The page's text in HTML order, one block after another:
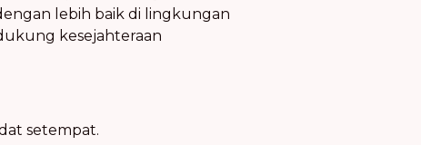
lebih baik di lingkungan
kesejahteraan
setempat.